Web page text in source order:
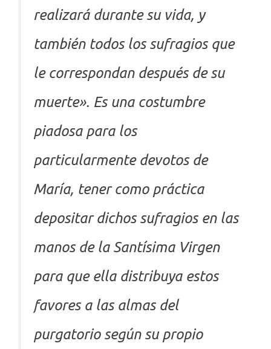
realizará durante su vida, y
también todos los sufragios que
le correspondan después de su
muerte». Es una costumbre
piadosa para los
particularmente devotos de
María, tener como práctica
depositar dichos sufragios en las
manos de la Santísima Virgen
para que ella distribuya estos
favores a las almas del
purgatorio según su propio